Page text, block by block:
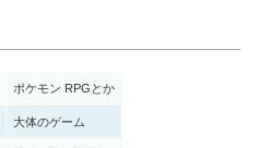
ポケモン RPGとか
大体のゲーム